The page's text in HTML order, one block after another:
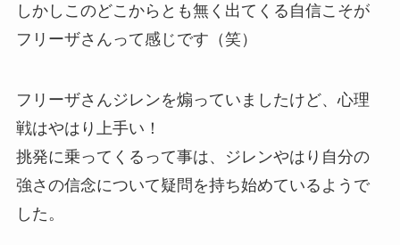
しかしこのどこからとも無く出てくる自信こそが
フリーザさんって感じです（笑）
フリーザさんジレンを煽っていましたけど、心理
戦はやはり上手い！
挑発に乗ってくるって事は、ジレンやはり自分の
強さの信念について疑問を持ち始めているようで
した。